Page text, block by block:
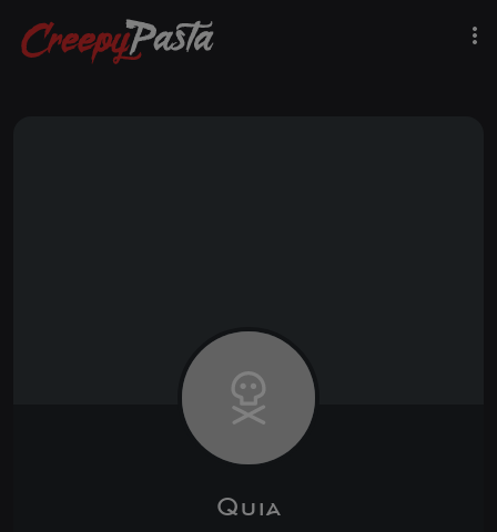
Quia